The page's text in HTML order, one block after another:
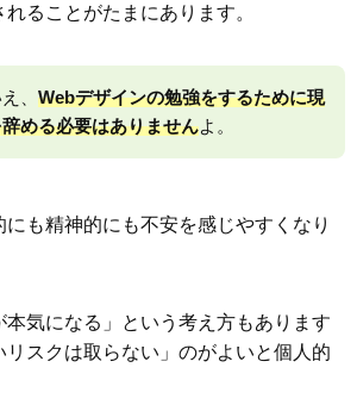
ることがたまにあります。
、 Webデザインの勉強をするために現
める必要はありませんよ。
も精神的にも不安を感じやすくなり
本気になる」という考え方もあります
リスクは取らない」のがよいと個人的